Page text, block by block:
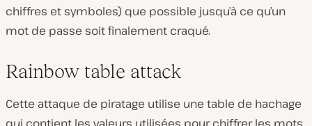
chiffres et symboles) que possible jusqu’à ce qu’un
mot de passe soit finalement craqué.
Rainbow table attack
Cette attaque de piratage utilise une table de hachage